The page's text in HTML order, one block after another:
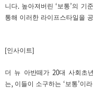
니다 높아져버린 ‘ 보통’의 기
통해 이러한 라이프스타일을
[인사이트]
더 뉴 아반떼가 20대 사회초
는 이들이 소구하는 ‘ 보통’이